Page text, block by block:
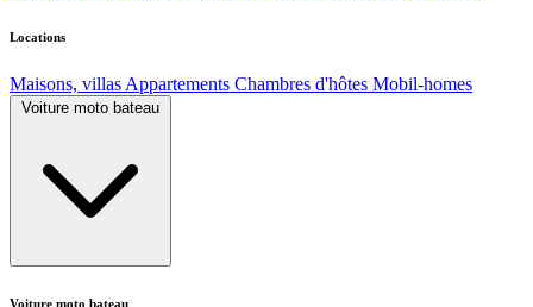
Locations
Maisons, villas Appartements Chambres d'hôtes Mobil-homes
Voiture moto bateau
Voiture moto bateau